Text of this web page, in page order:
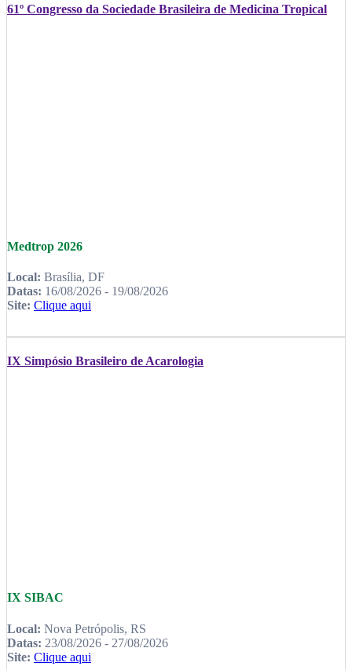
61º Congresso da Sociedade Brasileira de Medicina Tropical
Medtrop 2026
Local: Brasília, DF
Datas: 16/08/2026 - 19/08/2026
Site: Clique aqui
IX Simpósio Brasileiro de Acarologia
IX SIBAC
Local: Nova Petrópolis, RS
Datas: 23/08/2026 - 27/08/2026
Site: Clique aqui